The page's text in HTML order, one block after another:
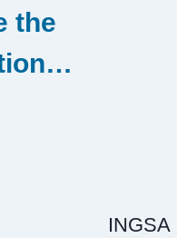
the
INGSA